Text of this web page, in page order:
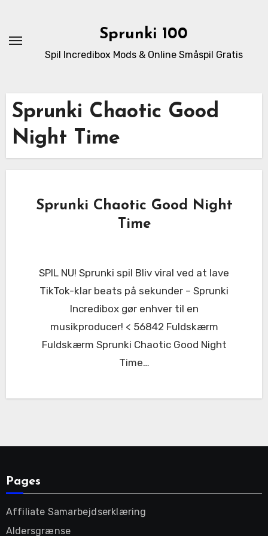
content
Sprunki 100
Spil Incredibox Mods & Online Småspil Gratis
Sprunki Chaotic Good
Night Time
Sprunki Chaotic Good Night
Time
SPIL NU! Sprunki spil Bliv viral ved at lave
TikTok-klar beats på sekunder – Sprunki
Incredibox gør enhver til en
musikproducer! < 56842 Fuldskærm
Fuldskærm Sprunki Chaotic Good Night
Time…
Pages
Affiliate Samarbejdserklæring
Aldersgrænse